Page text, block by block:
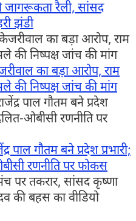
जागरूकता रैली, सांसद
झंडी
का बड़ा आरोप, राम
की निष्पक्ष जांच की मांग
पाल गौतम बने प्रदेश प्रभारी;
रणनीति पर फोकस